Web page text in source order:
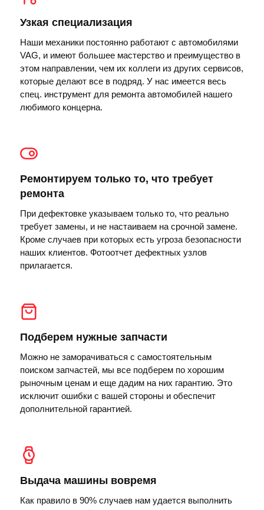
Узкая специализация
Наши механики постоянно работают с автомобилями
VAG, и имеют большее мастерство и преимущество в
этом направлении, чем их коллеги из других сервисов,
которые делают все в подряд. У нас имеется весь
спец. инструмент для ремонта автомобилей нашего
любимого концерна.
Ремонтируем только то, что требует
ремонта
При дефектовке указываем только то, что реально
требует замены, и не настаиваем на срочной замене.
Кроме случаев при которых есть угроза безопасности
наших клиентов. Фотоотчет дефектных узлов
прилагается.
Подберем нужные запчасти
Можно не заморачиваться с самостоятельным
поиском запчастей, мы все подберем по хорошим
рыночным ценам и еще дадим на них гарантию. Это
исключит ошибки с вашей стороны и обеспечит
дополнительной гарантией.
Выдача машины вовремя
Как правило в 90% случаев нам удается выполнить